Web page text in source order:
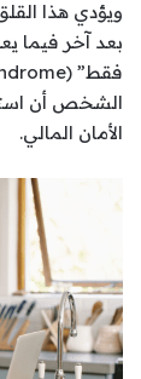
ويؤدي هذا
بعد آخر فيما
الشخص أن
الأمان المالي.